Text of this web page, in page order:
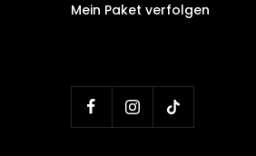
Mein Paket verfolgen